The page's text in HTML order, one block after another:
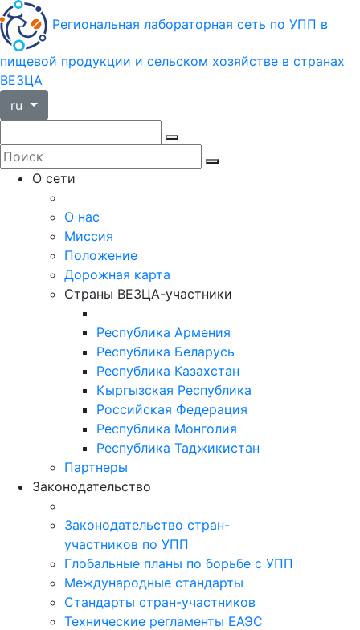
Региональная лабораторная сеть по УПП в
пищевой продукции и сельском хозяйстве в странах
ВЕЗЦА
ru
О сети
О нас
Миссия
Положение
Дорожная карта
Страны ВЕЗЦА-участники
Республика Армения
Республика Беларусь
Республика Казахстан
Кыргызская Республика
Российская Федерация
Республика Монголия
Республика Таджикистан
Партнеры
Законодательство
Законодательство стран-
участников по УПП
Глобальные планы по борьбе с УПП
Международные стандарты
Стандарты стран-участников
Технические регламенты ЕАЭС